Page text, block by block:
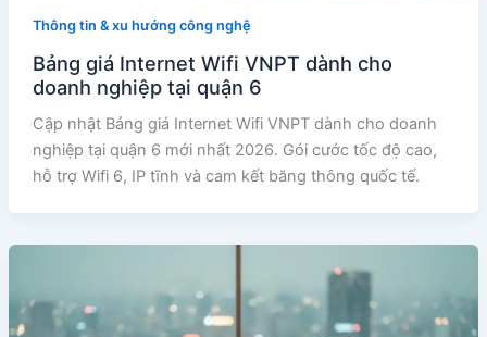
Thông tin & xu hướng công nghệ
Bảng giá Internet Wifi VNPT dành cho
doanh nghiệp tại quận 6
Cập nhật Bảng giá Internet Wifi VNPT dành cho doanh
nghiệp tại quận 6 mới nhất 2026. Gói cước tốc độ cao,
hỗ trợ Wifi 6, IP tĩnh và cam kết băng thông quốc tế.